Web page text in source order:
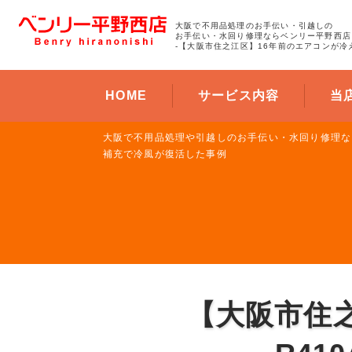
大阪で不用品処理のお手伝い・引越しの
お手伝い・水回り修理ならベンリー平野西店
-【大阪市住之江区】16年前のエアコンが
HOME サービス内容 当
大阪で不用品処理や引越しのお手伝い・水回り修理
補充で冷風が復活した事例
【大阪市